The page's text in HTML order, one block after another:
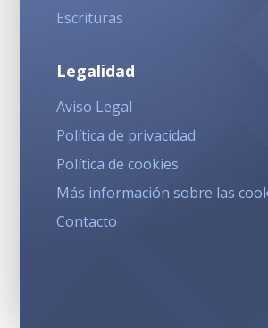
Escrituras
Legalidad
Aviso Legal
Política de privacidad
Política de cookies
Más información sobre las
Contacto